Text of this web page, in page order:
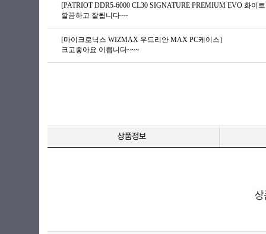
[PATRIOT DDR5-6000 CL30 SIGNATURE PREMIUM EVO 화이
깔끔하고 잘됩니다~~
[마이크로닉스 WIZMAX 우드리안 MAX PC케이스]
크고좋아요 이쁩니다~~~